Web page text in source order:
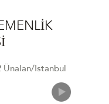
Ünalan/Istanbul